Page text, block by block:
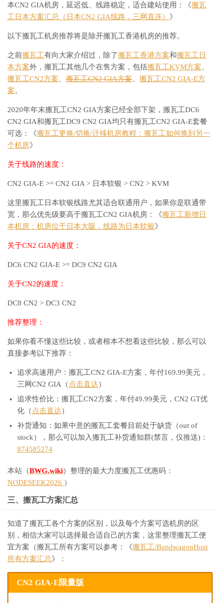
本CN2 GIA机房，延迟低、线路稳定，适合建站使用：《搬瓦
工日本方案汇总（日本CN2 GIA线路，三网直连） 》
以下搬瓦工机房推荐将是除开搬瓦工香港机房的推荐。
之前搬瓦工有向大家介绍过，除了搬瓦工香港方案和搬瓦工日
本方案外，搬瓦工其他几个在售方案，包括搬瓦工KVM方案
搬瓦工CN2方案
搬瓦工CN2 GIA方案
搬瓦工CN2 GIA-E方
案。
2020年年末搬瓦工CN2 GIA方案已经全部下架，搬瓦工DC6
CN2 GIA和搬瓦工DC9 CN2 GIA均只有搬瓦工CN2 GIA-E套餐
可选：《搬瓦工更换/切换/迁移机房教程：搬瓦工如何换到另一
个机房》
关于线路的速度：
CN2 GIA-E >= CN2 GIA > 日本软银 > CN2 > KVM
这里搬瓦工日本软银线路尤其适合联通用户，如果你是联通带
宽，那么优先级要高于搬瓦工CN2 GIA机房：《搬瓦工新增日
本机房：机房位于日本大阪，线路为日本软银》
关于CN2 GIA的速度：
DC6 CN2 GIA-E >= DC9 CN2 GIA
关于CN2的速度：
DC8 CN2 > DC3 CN2
推荐整理：
如果你看不懂这些比较，或者根本不想看这些比较，那么可以
直接参考以下推荐：
追求高速用户：搬瓦工CN2 GIA-E方案，年付169.99美元，
三网CN2 GIA（ 点击直达）
追求性价比：搬瓦工CN2方案，年付49.99美元，CN2 GT优
化（ 点击直达）
补货通知：如果中意的搬瓦工套餐目前处于缺货（out of
stock），那么可以加入搬瓦工补货通知群(禁言，仅推送)：
874585274
本站（BWG.wiki）整理的最大力度搬瓦工优惠码：
NODESEEK2026 ）
三、搬瓦工方案汇总
知道了搬瓦工各个方案的区别，以及每个方案可选机房的区
别，相信大家可以选择最合适自己的方案，这里整理搬瓦工便
宜方案（搬瓦工所有方案可以参考：《搬瓦工/BandwagonHost
所有方案汇总》：
CN2 GIA-E限量版